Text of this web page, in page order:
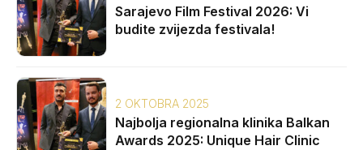
Sarajevo Film Festival 2026: Vi
budite zvijezda festivala!
2 OKTOBRA 2025
Najbolja regionalna klinika Balkan
Awards 2025: Unique Hair Clinic